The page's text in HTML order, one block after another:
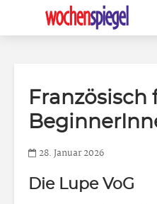
Französisch
28. Januar 2026
Die Lupe VoG